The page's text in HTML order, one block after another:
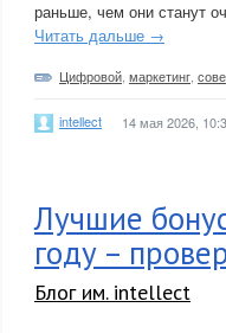
раньше, чем они станут
Читать дальше →
Цифровой маркетинг
intellect 14 мая 2026,
Лучшие
году –
Блог им. intellect